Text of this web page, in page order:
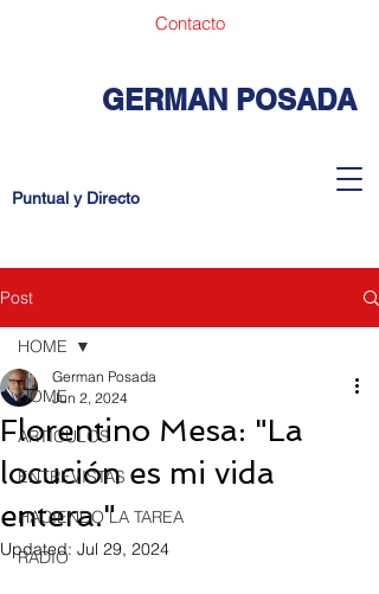
Contacto
GERMAN POSADA
Puntual y Directo
Post
HOME
ARTICULOS
ENTREVISTAS
HACIENDO LA TAREA
RADIO
HOME
Florentino Mesa: "La
locución es mi vida
entera."
German Posada
Jun 2, 2024
Updated: Jul 29, 2024